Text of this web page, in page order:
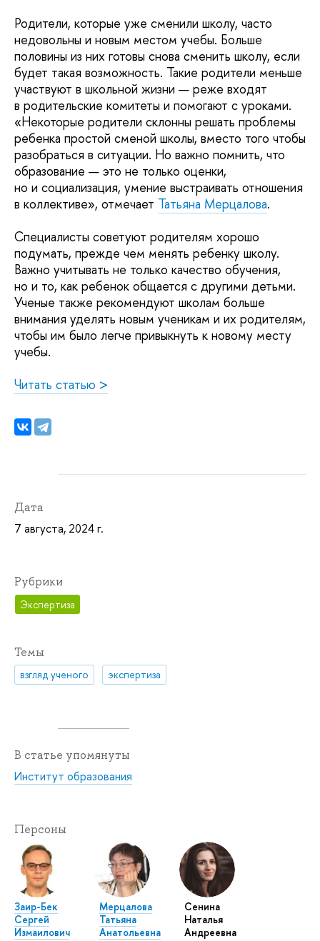
Родители, которые уже сменили школу, часто
недовольны и новым местом учебы. Больше
половины из них готовы снова сменить школу, если
будет такая возможность. Такие родители меньше
участвуют в школьной жизни — реже входят
в родительские комитеты и помогают с уроками.
«Некоторые родители склонны решать проблемы
ребенка простой сменой школы, вместо того чтобы
разобраться в ситуации. Но важно помнить, что
образование — это не только оценки,
но и социализация, умение выстраивать отношения
в коллективе», отмечает Татьяна Мерцалова.
Специалисты советуют родителям хорошо
подумать, прежде чем менять ребенку школу.
Важно учитывать не только качество обучения,
но и то, как ребенок общается с другими детьми.
Ученые также рекомендуют школам больше
внимания уделять новым ученикам и их родителям,
чтобы им было легче привыкнуть к новому месту
учебы.
Читать статью >
Дата
7 августа, 2024 г.
Рубрики
Экспертиза
Темы
взгляд ученого экспертиза
В статье упомянуты
Институт образования
Персоны
Заир-Бек
Сергей
Измаилович
Мерцалова
Татьяна
Анатольевна
Сенина
Наталья
Андреевна